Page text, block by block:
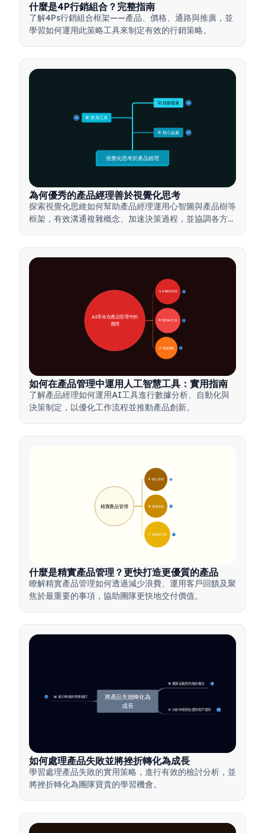
什麼是4P行銷組合？完整指南
了解4Ps行銷組合框架——產品、價格、通路與推廣，並
學習如何運用此策略工具來制定有效的行銷策略。
🎯 核心益處 15
🛠️ 實用工具
15
🚀 技能發展 15
視覺化思考於產品經理
為何優秀的產品經理善於視覺化思考
探索視覺化思維如何幫助產品經理運用心智圖與產品樹等
框架，有效溝通複雜概念、加速決策過程，並協調各方利
🚀 AI轉型領域 28
🛠️ 實用AI工具 31
📋 實施策略 33
AI革命在產品管理中的
應用
如何在產品管理中運用人工智慧工具：實用指南
了解產品經理如何運用AI工具進行數據分析、自動化與
決策制定，以優化工作流程並推動產品創新。
🎯 核心原則 9
🛠️ 實施流程 12
💡 效益與工具 17
精實產品管理
什麼是精實產品管理？更快打造更優質的產品
瞭解精實產品管理如何透過減少浪費、運用客戶回饋及聚
焦於最重要的事項，協助團隊更快地交付價值。
🔄 重新定義對失敗的看法 4
📊 進行有效的失敗檢討
7
🎯 分析市場契合度與客戶需求 14
將產品失敗轉化為
成長
如何處理產品失敗並將挫折轉化為成長
學習處理產品失敗的實用策略，進行有效的檢討分析，並
將挫折轉化為團隊寶貴的學習機會。